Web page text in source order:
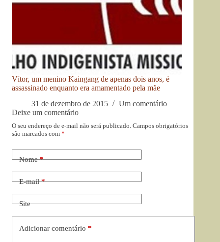
Vítor, um menino Kaingang de apenas dois anos, é
assassinado enquanto era amamentado pela mãe
31 de dezembro de 2015
Um comentário
Deixe um comentário
O seu endereço de e-mail não será publicado. Campos obrigatórios
são marcados com *
Nome*
E-mail*
Site
Adicionar comentário *